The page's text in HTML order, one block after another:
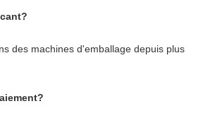
des machines d'emballage depuis plus